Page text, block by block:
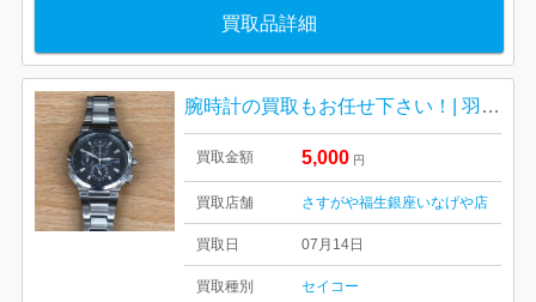
買取品詳細
腕時計の買取もお任せ下さい！| 羽村市栄町| セイコークロノグラフ腕時計
買取金額 5,000 円
買取店舗 さすがや福生銀座いなげや店
買取日 07月14日
買取種別 セイコー